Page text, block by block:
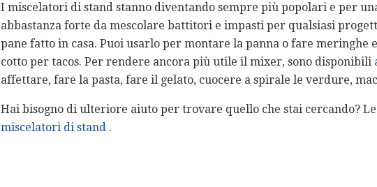
I miscelatori di stand stanno diventando sempre più popolari e per
abbastanza forte da mescolare battitori e impasti per qualsiasi
pane fatto in casa. Puoi usarlo per montare la panna o fare
cotto per tacos. Per rendere ancora più utile il mixer, sono disponibili
affettare, fare la pasta, fare il gelato, cuocere a spirale le verdure,
Hai bisogno di ulteriore aiuto per trovare quello che stai cercando?
miscelatori di stand .